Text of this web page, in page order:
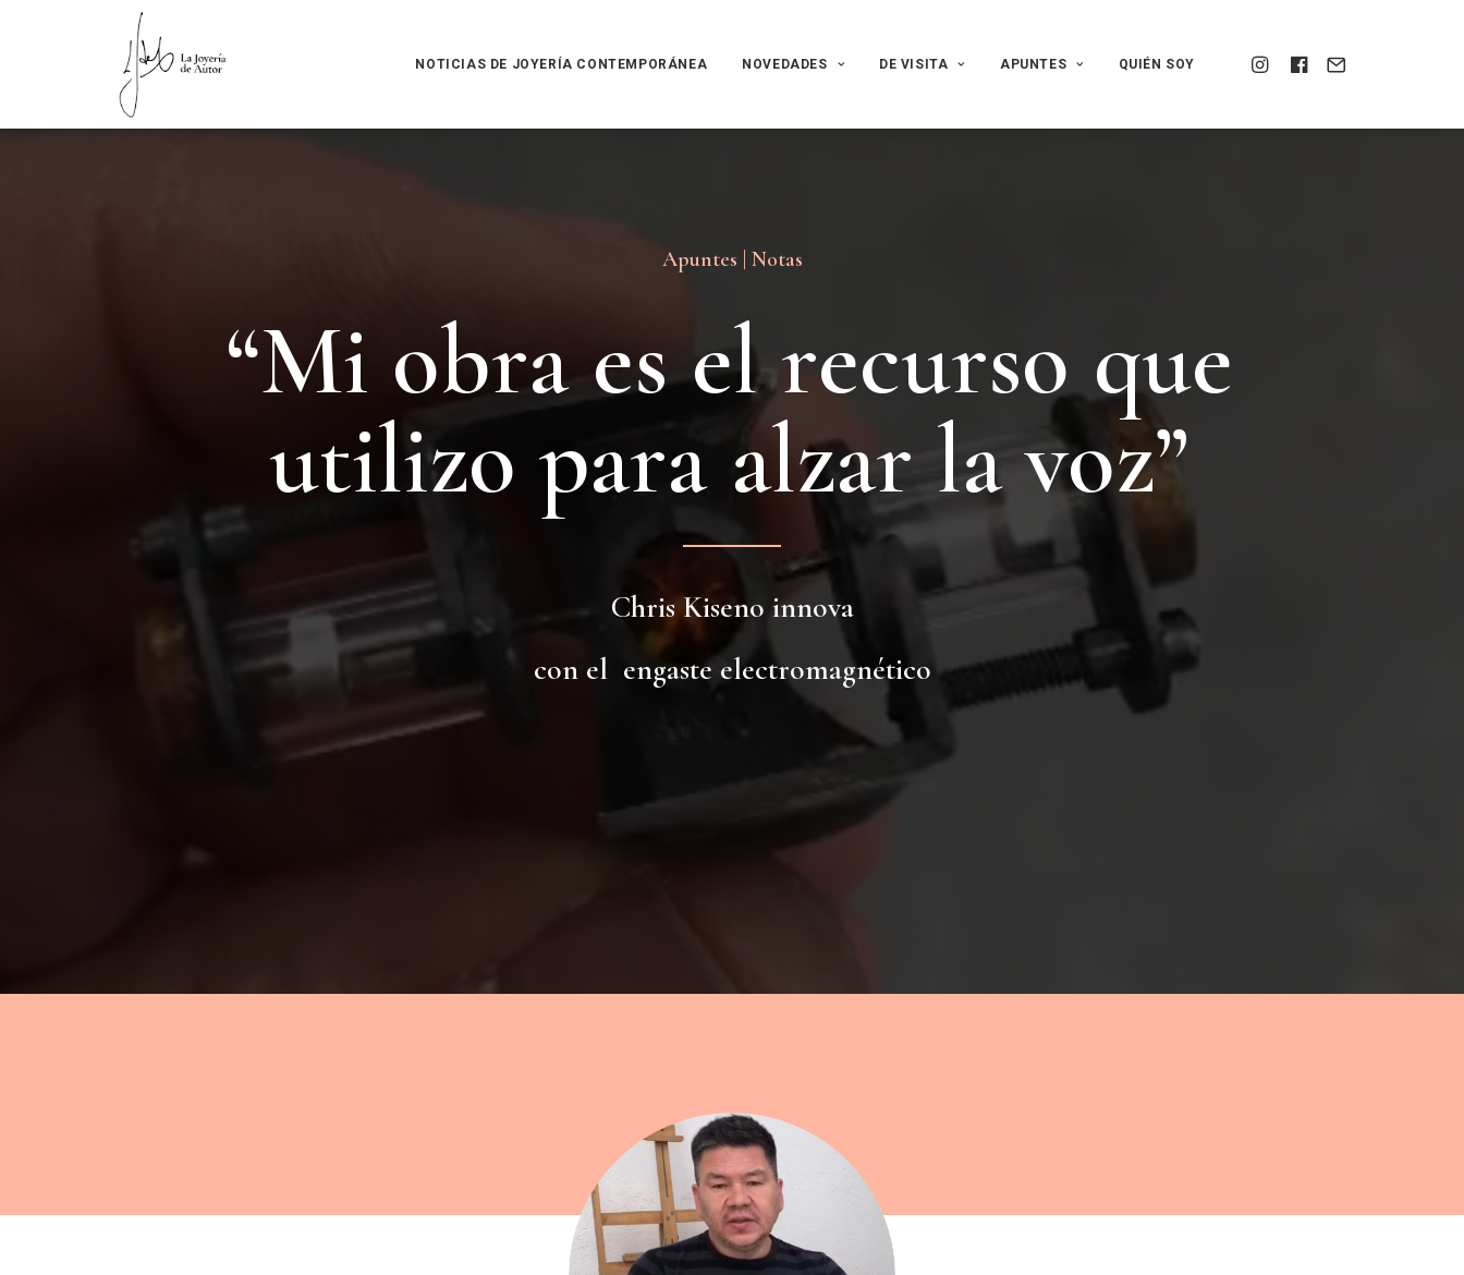
NOTICIAS DE JOYERÍA CONTEMPORÁNEA NOVEDADES DE VISITA APUNTES QUIÉN SOY
Apuntes | Notas
“Mi obra esel recurso que
utilizo para alzar lavoz”
Chris Kiseno innova
con el engaste electromagnético